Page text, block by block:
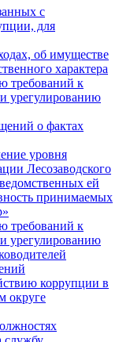
с
для
об имуществе
характера
требований к
урегулированию
о фактах
уровня
Лесозаводского
ей
принимаемых
требований к
урегулированию
коррупции в
округе